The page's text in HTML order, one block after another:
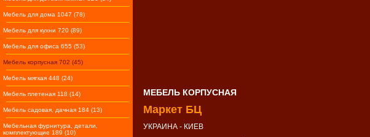
Мебель для дома 1047 (78)
Мебель для кухни 720 (89)
Мебель для офиса 655 (53)
Мебель корпусная 702 (45)
Мебель мягкая 448 (24)
Мебель плетеная 118 (14)
Мебель садовая, дачная 184 (13)
Мебельная фурнитура, детали,
комплектующие 189 (10)
МЕБЕЛЬ КОРПУСНАЯ
Маркет БЦ
УКРАИНА - КИЕВ